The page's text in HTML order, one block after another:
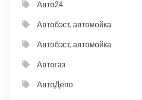
Авто24
Автобэст, автомойка
Автобэст, автомойка
Автогаз
АвтоДепо